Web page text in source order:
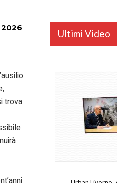
trova
Ultimi Video
...